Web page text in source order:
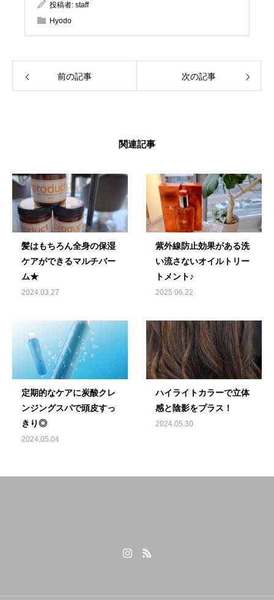
投稿者: staff
Hyodo
前の記事 次の記事
関連記事
髪はもちろん全身の保湿
ケアができるマルチバー
ム★
2024.03.27
紫外線防止効果がある洗
い流さないオイルトリー
トメント♪
2025.06.22
定期的なケアに炭酸クレ
ンジングスパで頭皮すっ
きり◎
2024.05.04
ハイライトカラーで立体
感と陰影をプラス！
2024.05.30